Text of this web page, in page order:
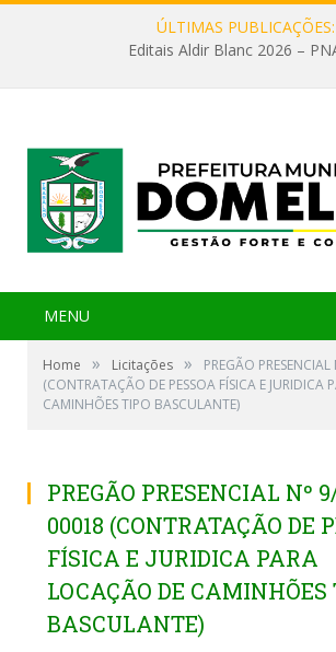
ÚLTIMAS PUBLICAÇÕES:
Editais Aldir Blanc 2026 –
MENU
Home » Licitações »
PREGÃO
(CONTRATAÇÃO DE PESSOA FÍSICA E JURIDICA
CAMINHÕES TIPO BASCULANTE)
PREGÃO PRESENCIAL Nº
00018 (CONTRATAÇÃO DE
FÍSICA E JURIDICA PARA
LOCAÇÃO DE CAMINHÕES
BASCULANTE)